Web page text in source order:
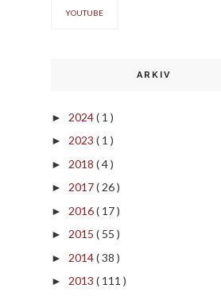
YOUTUBE
ARKIV
► 2024( 1 )
► 2023 ( 1 )
► 2018 ( 4 )
► 2017( 26 )
► 2016( 17 )
► 2015 ( 55 )
► 2014( 38 )
► 2013 ( 111 )